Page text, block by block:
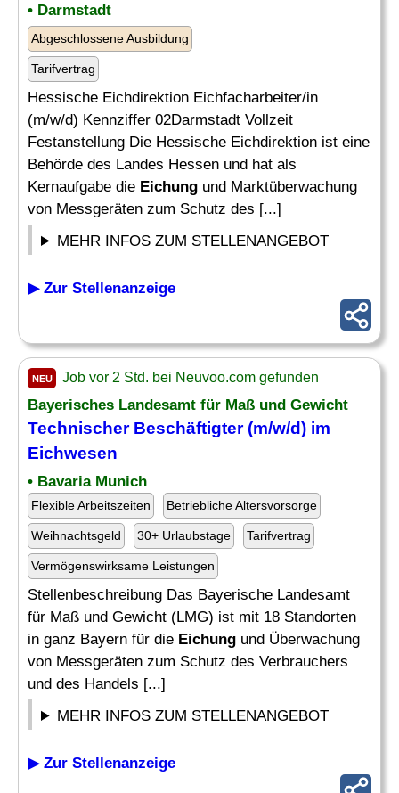
• Darmstadt
Abgeschlossene Ausbildung
Tarifvertrag
Hessische Eichdirektion Eichfacharbeiter/in
(m/w/d) Kennziffer 02Darmstadt Vollzeit
Festanstellung Die Hessische Eichdirektion ist eine
Behörde des Landes Hessen und hat als
Kernaufgabe die Eichung und Marktüberwachung
von Messgeräten zum Schutz des [...]
MEHR INFOS ZUM STELLENANGEBOT
▶ Zur Stellenanzeige
NEU Job vor 2 Std. bei Neuvoo.com gefunden
Bayerisches Landesamt für Maß und Gewicht
Technischer Beschäftigter (m/w/d) im
Eichwesen
• Bavaria Munich
Flexible Arbeitszeiten Betriebliche Altersvorsorge
Weihnachtsgeld 30+ Urlaubstage Tarifvertrag
Vermögenswirksame Leistungen
Stellenbeschreibung Das Bayerische Landesamt
für Maß und Gewicht (LMG) ist mit 18 Standorten
in ganz Bayern für die Eichung und Überwachung
von Messgeräten zum Schutz des Verbrauchers
und des Handels [...]
MEHR INFOS ZUM STELLENANGEBOT
▶ Zur Stellenanzeige